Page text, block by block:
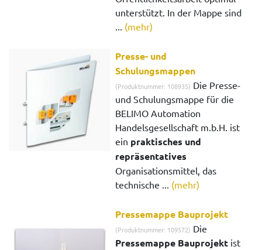
unterstützt. In der Mappe sind
... (mehr)
Presse- und
Schulungsmappen
(Produktnummer: 108935) Die Presse-
und Schulungsmappe für die
BELIMO Automation
Handelsgesellschaft m.b.H. ist
ein praktisches und
repräsentatives
Organisationsmittel, das
technische ... (mehr)
Pressemappe Bauprojekt
(Produktnummer: 109572) Die
Pressemappe Bauprojekt ist